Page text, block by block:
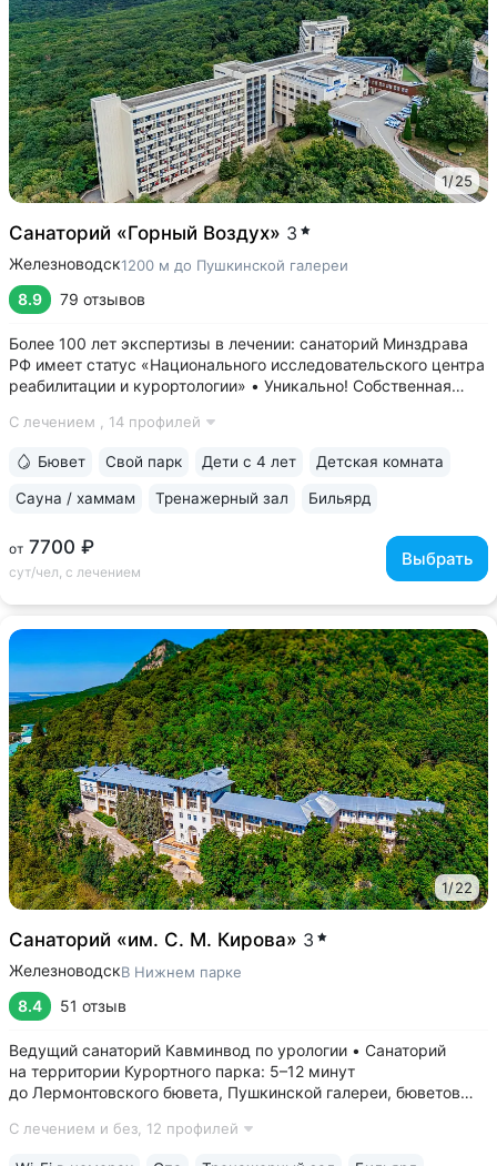
1/25
Санаторий «Горный Воздух» 3
Железноводск1200 м до Пушкинской галереи
8.9 79 отзывов
Более 100 лет экспертизы в лечении: санаторий Минздрава
РФ имеет статус «Национального исследовательского центра
реабилитации и курортологии» • Уникально! Собственная
«Горный воздух» — единственный санаторий, где можно
С лечением , 14 профилей
от 7700 ₽
сут/чел, с лечением
Выбрать
Бювет Свой парк Дети с 4 лет Детская комната
Сауна / хаммам Тренажерный зал Бильярд
1/22
Санаторий «им. С. М. Кирова» 3
ЖелезноводскВ Нижнем парке
8.4 51 отзыв
Ведущий санаторий Кавминвод по урологии • Санаторий
на территории Курортного парка: 5–12 минут
до Лермонтовского бювета, Пушкинской галереи, бюветов
спусков и подъемов • Уединенное расположение у подножия
С лечением и без, 12 профилей